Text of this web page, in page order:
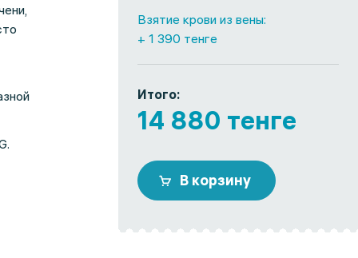
Взятие крови из вены:
+ 1 390 тенге
Итого:
14 880 тенге
В корзину